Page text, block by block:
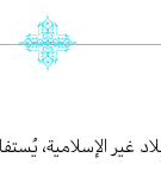
غير الإسلامية،